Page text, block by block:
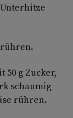
50 g Zucker,
schaumig
rühren.